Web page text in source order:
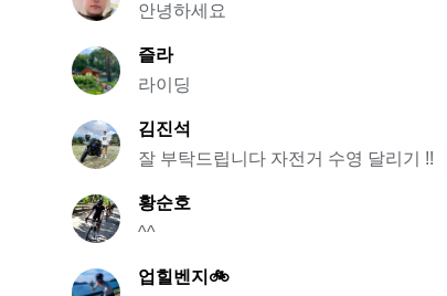
안녕하세요
즐라
라이딩
김진석
잘 부탁드립니다 자전거 수영 달리기 !!
황순호
^^
업힐벤지🚲